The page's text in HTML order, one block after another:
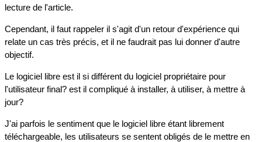
lecture de l'article.
Cependant, il faut rappeler il s'agit d'un retour d'expérience qui
relate un cas très précis, et il ne faudrait pas lui donner d'autre
objectif.
Le logiciel libre est il si différent du logiciel propriétaire pour
l'utilisateur final? est il compliqué à installer, à utiliser, à mettre à
jour?
J'ai parfois le sentiment que le logiciel libre étant librement
téléchargeable, les utilisateurs se sentent obligés de le mettre en